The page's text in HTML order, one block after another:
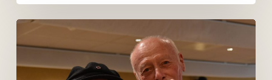
Spaland